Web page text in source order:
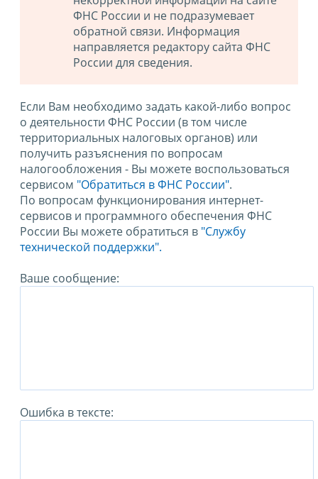
ФНС России и не подразумевает
обратной связи. Информация
направляется редактору сайта ФНС
России для сведения.
Если Вам необходимо задать какой-либо вопрос
о деятельности ФНС России (в том числе
территориальных налоговых органов) или
получить разъяснения по вопросам
налогообложения - Вы можете воспользоваться
сервисом "Обратиться в ФНС России".
По вопросам функционирования интернет-
сервисов и программного обеспечения ФНС
России Вы можете обратиться в "Службу
технической поддержки".
Ваше сообщение:
Ошибка в тексте: